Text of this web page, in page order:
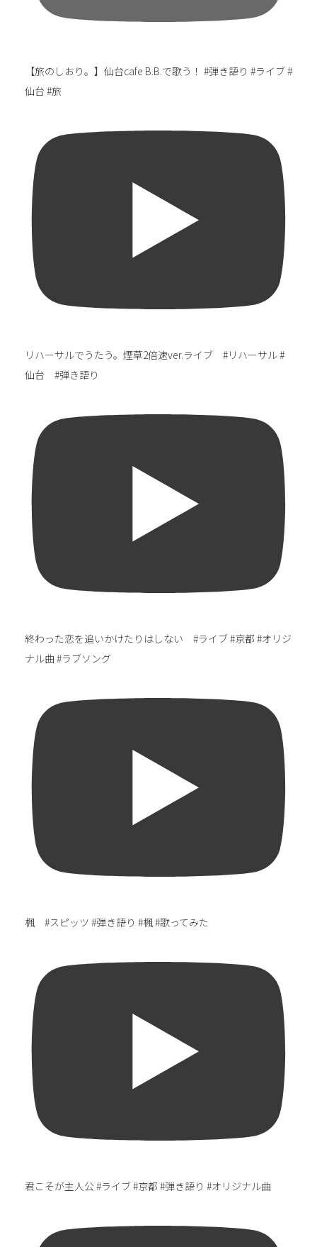
【旅のしおり。】仙台cafe B.B.で歌う！ #弾き語り #ライブ #
仙台 #旅
リハーサルでうたう。煙草2倍速ver.ライブ #リハーサル #
仙台 #弾き語り
終わった恋を追いかけたりはしない #ライブ #京都 #オリジ
ナル曲 #ラブソング
楓 #スピッツ #弾き語り #楓 #歌ってみた
君こそが主人公 #ライブ #京都 #弾き語り #オリジナル曲